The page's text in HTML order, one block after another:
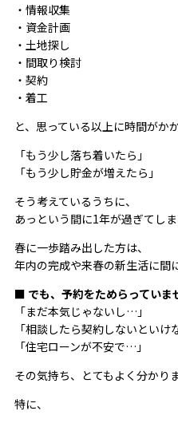
・情報収集
・資金計画
・土地探し
・間取り検討
・契約
・着工
と、思っている以上に時間がか
「もう少し落ち着いたら」
「もう少し貯金が増えたら」
そう考えているうちに、
あっという間に1年が過ぎてし
春に一歩踏み出した方は、
年内の完成や来春の新生活に間
■ でも、予約をためらっていま
「まだ本気じゃないし…」
「相談したら契約しないといけ
「住宅ローンが不安で…」
その気持ち、とてもよく分かりま
特に、